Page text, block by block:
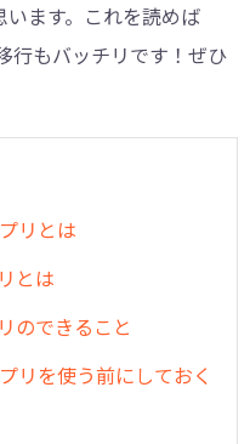
ます。これを読めば
行もバッチリです！ぜひ
リとは
とは
のできること
リを使う前にしておく